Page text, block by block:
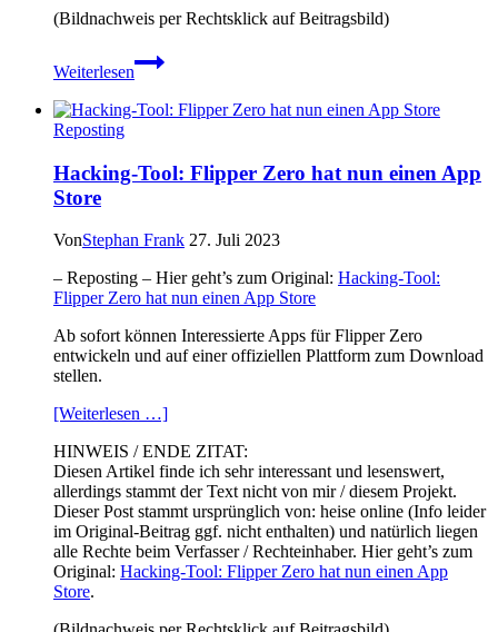
(Bildnachweis per Rechtsklick auf Beitragsbild)
Weiterlesen
Schutz
kritischer
Bundesregierung
Gesetz
Reposting
Hacking-Tool: Flipper Zero hat nun einen App
Store
VonStephan Frank 27. Juli 2023
– Reposting – Hier geht’s zum Original: Hacking-Tool:
Flipper Zero hat nun einen App Store
Ab sofort können Interessierte Apps für Flipper Zero
entwickeln und auf einer offiziellen Plattform zum Download
stellen.
[Weiterlesen …]
HINWEIS / ENDE ZITAT:
Diesen Artikel finde ich sehr interessant und lesenswert,
allerdings stammt der Text nicht von mir / diesem Projekt.
Dieser Post stammt ursprünglich von: heise online (Info leider
im Original-Beitrag ggf. nicht enthalten) und natürlich liegen
alle Rechte beim Verfasser / Rechteinhaber. Hier geht’s zum
Original: Hacking-Tool: Flipper Zero hat nun einen App
Store.